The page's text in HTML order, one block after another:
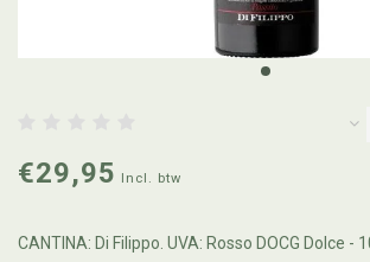
€29,95 Incl. btw
CANTINA: Di Filippo. UVA: Rosso DOCG Dolce -